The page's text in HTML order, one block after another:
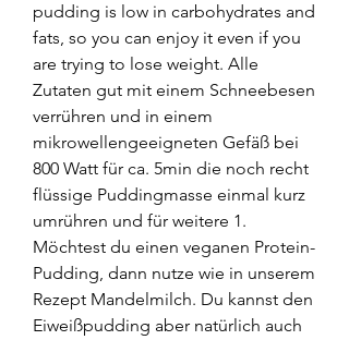
pudding is low in carbohydrates and
fats, so you can enjoy it even if you
are trying to lose weight. Alle
Zutaten gut mit einem Schneebesen
verrühren und in einem
mikrowellengeeigneten Gefäß bei
800 Watt für ca. 5min die noch recht
flüssige Puddingmasse einmal kurz
umrühren und für weitere 1.
Möchtest du einen veganen Protein-
Pudding, dann nutze wie in unserem
Rezept Mandelmilch. Du kannst den
Eiweißpudding aber natürlich auch